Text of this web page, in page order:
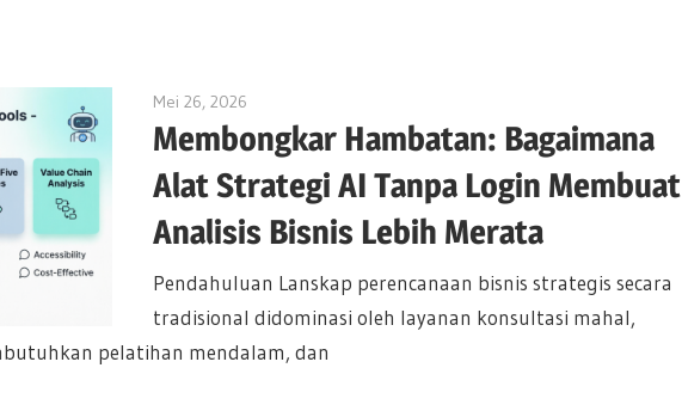
Mei 26, 2026
Membongkar Hambatan: Bagaimana
Alat Strategi AI Tanpa Login Membuat
Analisis Bisnis Lebih Merata
Pendahuluan Lanskap perencanaan bisnis strategis secara
tradisional didominasi oleh layanan konsultasi mahal,
pelatihan mendalam, dan